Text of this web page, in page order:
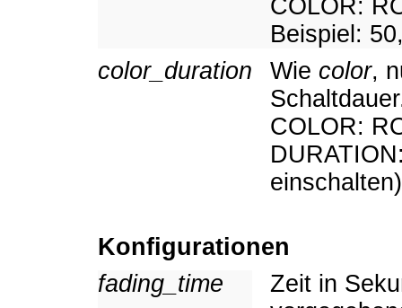
COLOR:
Beispiel:
color_duration
Wie color,
COLOR:
einschalten)
Konfigurationen
fading_time
Zeit in